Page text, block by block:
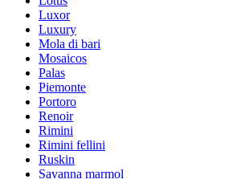
Luxor
Luxury
Mola di bari
Mosaicos
Palas
Piemonte
Portoro
Renoir
Rimini
Rimini fellini
Ruskin
Savanna marmol